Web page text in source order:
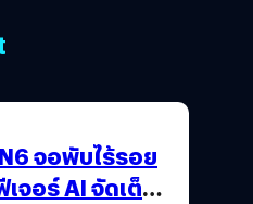
จอพับไร้รอย
จอร์ AI จัดเต็ม